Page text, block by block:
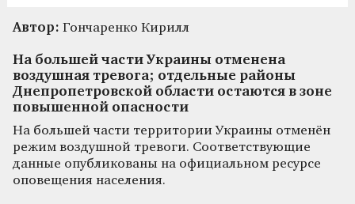
Автор: Гончаренко Кирилл
На большей части Украины отменена
воздушная тревога; отдельные районы
Днепропетровской области остаются в зоне
повышенной опасности
На большей части территории Украины отменён
режим воздушной тревоги. Соответствующие
данные опубликованы на официальном ресурсе
оповещения населения.